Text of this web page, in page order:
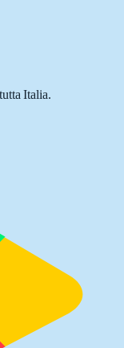
Italia.